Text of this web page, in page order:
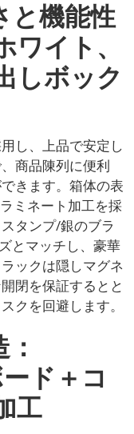
と機能性
ワイト、
しボック
し、上品で安定し
商品陳列に便利
きます。箱体の表
ミネート加工を採
タンプ/銀のブラ
とマッチし、豪華
ックは隠しマグネ
閉を保証するとと
クを回避します。
ド＋コ
工